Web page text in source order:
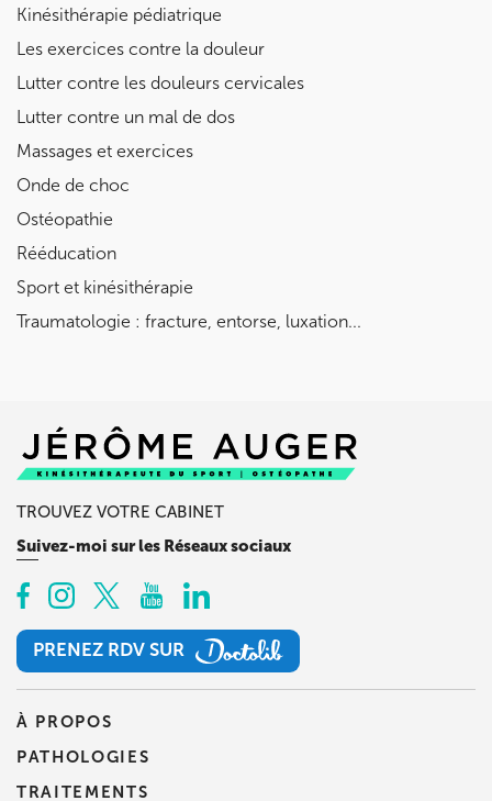
Kinésithérapie pédiatrique
Les exercices contre la douleur
Lutter contre les douleurs cervicales
Lutter contre un mal de dos
Massages et exercices
Onde de choc
Ostéopathie
Rééducation
Sport et kinésithérapie
Traumatologie : fracture, entorse, luxation...
TROUVEZ VOTRE CABINET
Suivez-moi sur les Réseaux sociaux
PRENEZ RDV SUR
PRENEZ RDV SUR
À PROPOS
PATHOLOGIES
TRAITEMENTS